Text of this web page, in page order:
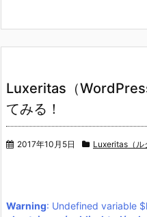
Luxeritas（
てみる！
2017年10月5日 Luxeritas（ル
Warning: Undefined variable